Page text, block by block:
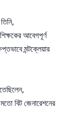
আবেগপূর্ণ
মন্টক্লেয়ার
বিট জেনারেশনের